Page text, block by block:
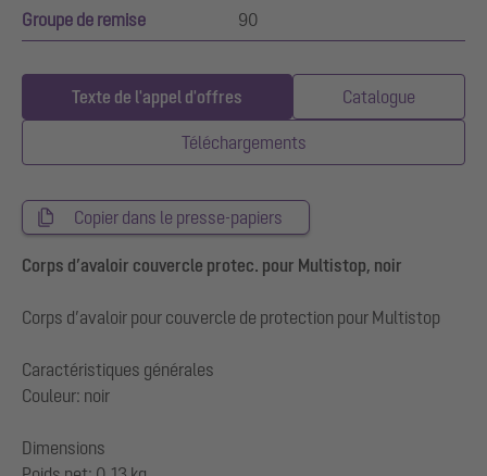
Groupe de remise 90
Texte de l'appel d'offres Catalogue
Téléchargements
Copier dans le presse-papiers
Corps d’avaloir couvercle protec. pour Multistop, noir
Corps d’avaloir pour couvercle de protection pour Multistop
Caractéristiques générales
Couleur: noir
Dimensions